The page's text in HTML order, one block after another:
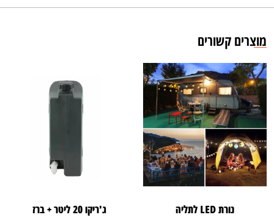
מוצרים קשורים
נורת LED לתליה ג'ריקו 20 ליטר + ברז